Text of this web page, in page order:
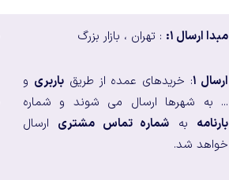
مبدا ارسال ۱: : تهران ، بازار بزرگ
ارسال ۱ : خریدهای عمده از طریقباربری و
... به شهرها ارسال می شوند و شماره
بارنامه به شماره تماس مشتری ارسال
خواهد شد.